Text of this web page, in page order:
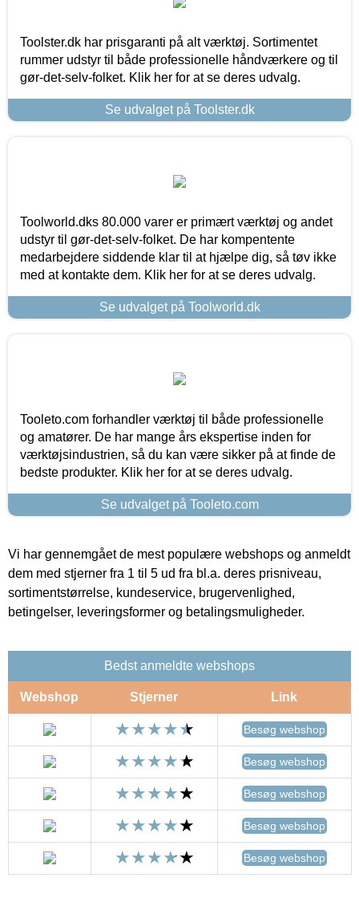
Toolster.dk har prisgaranti på alt værktøj. Sortimentet
rummer udstyr til både professionelle håndværkere og til
gør-det-selv-folket. Klik her for at se deres udvalg.
Se udvalget på Toolster.dk
Toolworld.dks 80.000 varer er primært værktøj og andet
udstyr til gør-det-selv-folket. De har kompentente
medarbejdere siddende klar til at hjælpe dig, så tøv ikke
med at kontakte dem. Klik her for at se deres udvalg.
Se udvalget på Toolworld.dk
Tooleto.com forhandler værktøj til både professionelle
og amatører. De har mange års ekspertise inden for
værktøjsindustrien, så du kan være sikker på at finde de
bedste produkter. Klik her for at se deres udvalg.
Se udvalget på Tooleto.com
Vi har gennemgået de mest populære webshops og anmeldt
dem med stjerner fra 1 til 5 ud fra bl.a. deres prisniveau,
sortimentstørrelse, kundeservice, brugervenlighed,
betingelser, leveringsformer og betalingsmuligheder.
Bedst anmeldte webshops
Webshop Stjerner Link
Besøg webshop
Besøg webshop
Besøg webshop
Besøg webshop
Besøg webshop